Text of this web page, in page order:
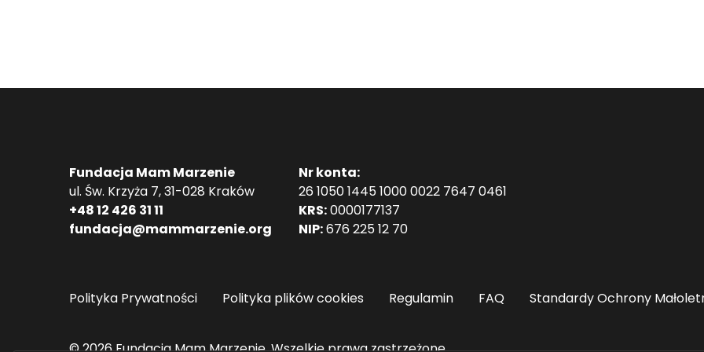
Fundacja Mam Marzenie
ul. Św. Krzyża 7, 31-028 Kraków
+48 12 426 31 11
fundacja@mammarzenie.org
Nr konta:
26 1050 1445 1000 0022 7647 0461
KRS:0000177137
NIP:676 225 12 70
Polityka Prywatności Polityka plików cookies Regulamin FAQ Standardy Ochrony